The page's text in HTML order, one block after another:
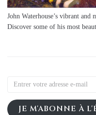
John Waterhouse’s vibrant
Discover some of his most
JE M'ABONNE À